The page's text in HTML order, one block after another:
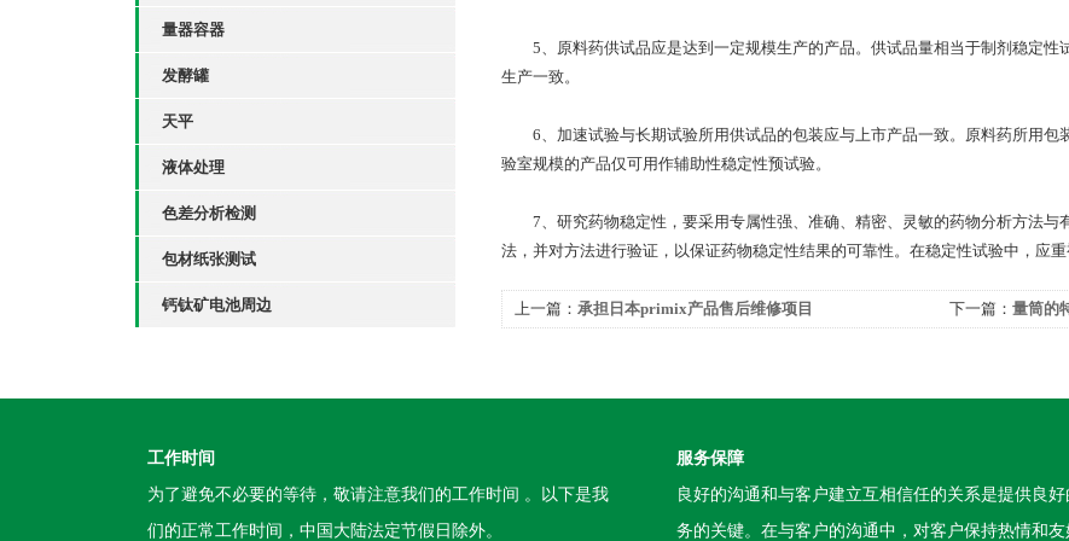
量器容器
发酵罐
天平
液体处理
色差分析检测
包材纸张测试
钙钛矿电池周边
5、原料药供试品应是达到一定规模生产的产品。供试品量相当于制剂稳定性
生产一致。
6、加速试验与长期试验所用供试品的包装应与上市产品一致。原料药所用包
验室规模的产品仅可用作辅助性稳定性预试验。
7、研究药物稳定性，要采用专属性强、准确、精密、灵敏的药物分析方法与
法，并对方法进行验证，以保证药物稳定性结果的可靠性。在稳定性试验中，应
上一篇： 承担日本primix产品售后维修项目 下一篇： 量筒的
工作时间
为了避免不必要的等待，敬请注意我们的工作时间 。以下是我
们的正常工作时间，中国大陆法定节假日除外。
服务保障
良好的沟通和与客户建立互相信任的关系是提供良好
务的关键。在与客户的沟通中，对客户保持热情和